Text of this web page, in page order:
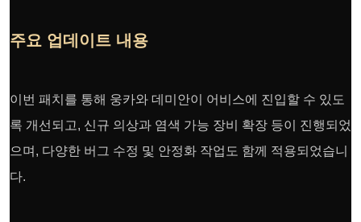
주요 업데이트 내용
이번 패치를 통해 웅카와 데미안이 어비스에 진입할 수 있도
록 개선되고, 신규 의상과 염색 가능 장비 확장 등이 진행되었
으며, 다양한 버그 수정 및 안정화 작업도 함께 적용되었습니
다.